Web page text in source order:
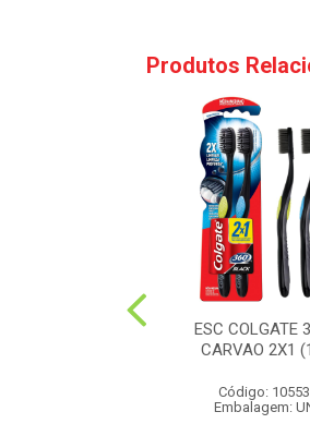
Produtos
ESC COLGATE
CARVAO 2X1
Código: 10553
Embalagem: